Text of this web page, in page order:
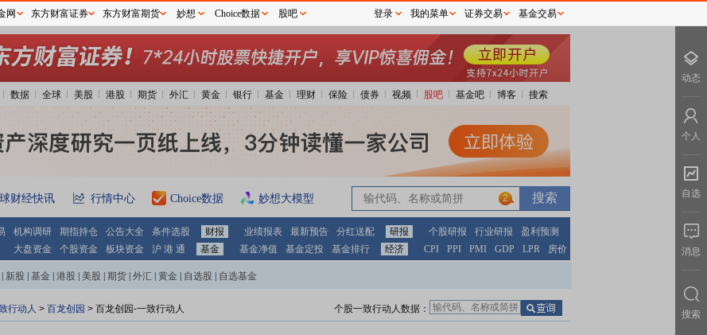
数据 全球 美股 港股 期货 外汇 黄金 银行 基金 理财 保险 债券 视频 股吧 基金吧 博客 搜索
财经快讯 行情中心 Choice数据 妙想大模型 2
机构调研 期指持仓 公告大全 条件选股 财报 业绩报表 最新预告 分红送配 研报 个股研报 行业研报
盈利预测
大盘资金 个股资金 板块资金 沪 港 通 基金 基金净值 基金定投 基金排行 经济 CPI PPI PMI GDP LPR 房价
新股 基金 港股 美股 期货 外汇 黄金 自选股 自选基金
行动人 > 百龙创园 > 百龙创园-一致行动人 个股一致行动人数据：
网 东方财富证券 东方财富期货 妙想 Choice数据 股吧 登录 我的菜单 证券交易 基金交易
动态
个人
自选
消息
搜索